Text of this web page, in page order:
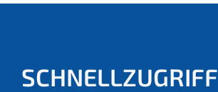
SCHNELLZUGRIFF